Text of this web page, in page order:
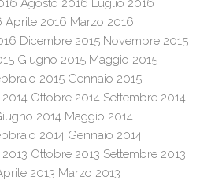
Agosto 2016 Luglio 2016
Aprile 2016 Marzo 2016
Dicembre 2015 Novembre 2015
Giugno 2015 Maggio 2015
2015 Gennaio 2015
Ottobre 2014 Settembre 2014
2014 Maggio 2014
2014 Gennaio 2014
Ottobre 2013 Settembre 2013
2013 Marzo 2013